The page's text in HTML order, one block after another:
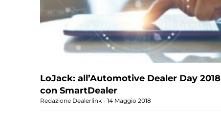
LoJack: all’Automotive Dealer Day 2018
con SmartDealer
Redazione Dealerlink 14 Maggio 2018